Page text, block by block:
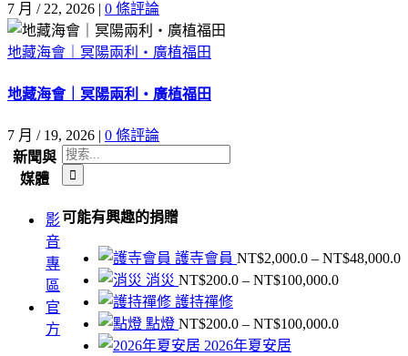
7 月 / 22, 2026 | 0 條評論
地藏海會｜冥陽兩利・廣植福田
地藏海會｜冥陽兩利・廣植福田
7 月 / 19, 2026 | 0 條評論
搜
索
果：
可能有興趣的捐贈
護寺會員 NT$2,000.0 – NT$48,000.0
消災 NT$200.0 – NT$100,000.0價
範
護持禪修
點燈 NT$200.0 – NT$100,000.0價
2026年夏安居
新聞與
媒體
影
音
專
區
官
方